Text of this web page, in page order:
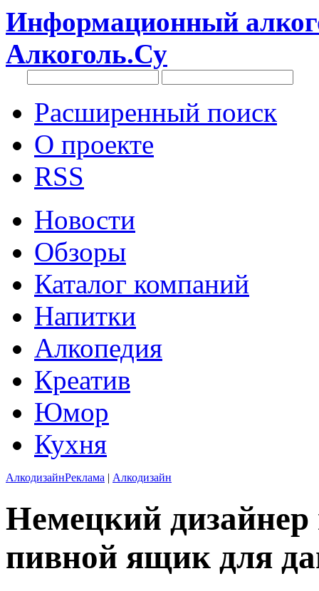
Информационный
Алкоголь.Су
Расширенный поиск
О проекте
RSS
Новости
Обзоры
Каталог компаний
Напитки
Алкопедия
Креатив
Юмор
Кухня
АлкодизайнРеклама | Алкодизайн
Немецкий
пивной ящик для